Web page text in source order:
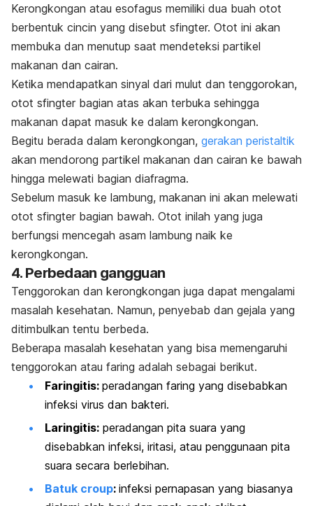
Kerongkongan atau esofagus memiliki dua buah otot
berbentuk cincin yang disebut sfingter. Otot ini akan
membuka dan menutup saat mendeteksi partikel
makanan dan cairan.
Ketika mendapatkan sinyal dari mulut dan tenggorokan,
otot sfingter bagian atas akan terbuka sehingga
makanan dapat masuk ke dalam kerongkongan.
Begitu berada dalam kerongkongan, gerakan peristaltik
akan mendorong partikel makanan dan cairan ke bawah
hingga melewati bagian diafragma.
Sebelum masuk ke lambung, makanan ini akan melewati
otot sfingter bagian bawah. Otot inilah yang juga
berfungsi mencegah asam lambung naik ke
kerongkongan.
4. Perbedaan gangguan
Tenggorokan dan kerongkongan juga dapat mengalami
masalah kesehatan. Namun, penyebab dan gejala yang
ditimbulkan tentu berbeda.
Beberapa masalah kesehatan yang bisa memengaruhi
tenggorokan atau faring adalah sebagai berikut.
Faringitis: peradangan faring yang disebabkan
infeksi virus dan bakteri.
Laringitis: peradangan pita suara yang
disebabkan infeksi, iritasi, atau penggunaan pita
suara secara berlebihan.
Batuk croup: infeksi pernapasan yang biasanya